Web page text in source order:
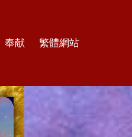
奉献 繁體網站